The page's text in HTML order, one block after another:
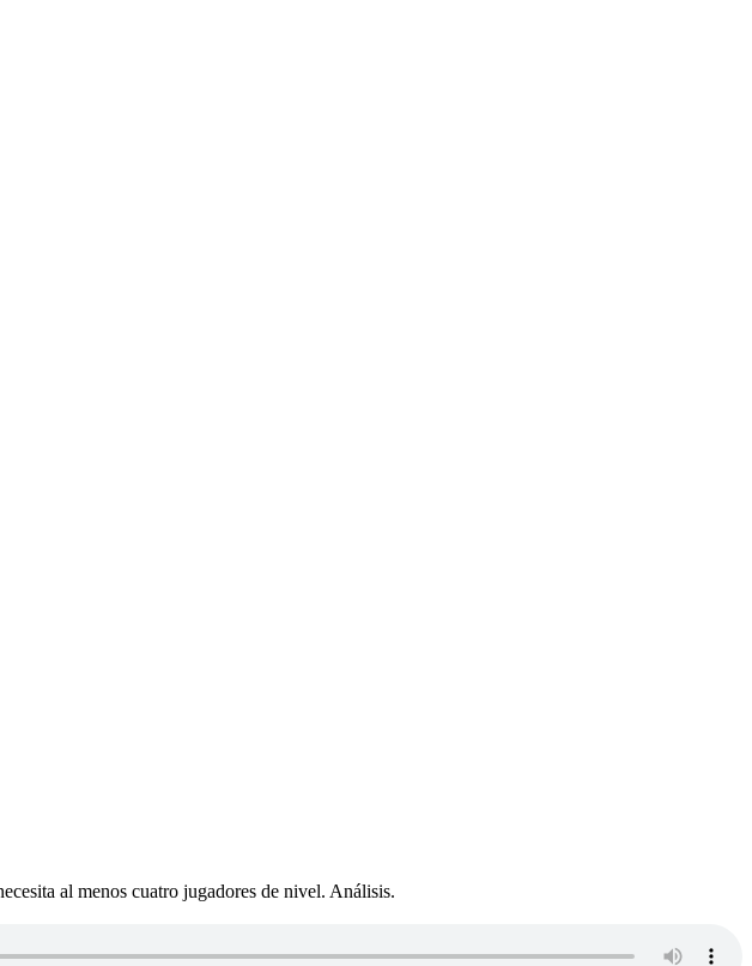
al menos cuatro jugadores de nivel. Análisis.